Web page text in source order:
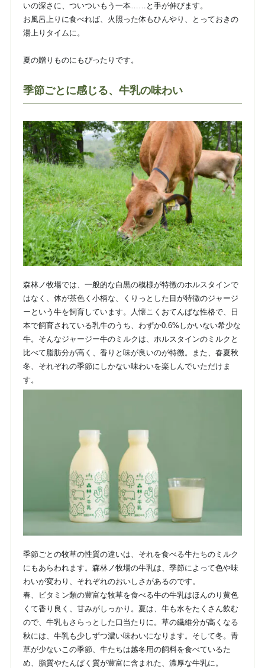
いの深さに、ついついもう一本……と手が伸びます。
お風呂上りに食べれば、火照った体もひんやり、とっておきの
湯上りタイムに。
夏の贈りものにもぴったりです。
季節ごとに感じる、牛乳の味わい
森林ノ牧場では、一般的な白黒の模様が特徴のホルスタインで
はなく、体が茶色く小柄な、くりっとした目が特徴のジャージ
ーという牛を飼育しています。人懐こくおてんばな性格で、日
本で飼育されている乳牛のうち、わずか0.6%しかいない希少な
牛。そんなジャージー牛のミルクは、ホルスタインのミルクと
比べて脂肪分が高く、香りと味が良いのが特徴。また、春夏秋
冬、それぞれの季節にしかない味わいを楽しんでいただけま
す。
季節ごとの牧草の性質の違いは、それを食べる牛たちのミルク
にもあらわれます。森林ノ牧場の牛乳は、季節によって色や味
わいが変わり、それぞれのおいしさがあるのです。
春、ビタミン類の豊富な牧草を食べる牛の牛乳はほんのり黄色
くて香り良く、甘みがしっかり。夏は、牛も水をたくさん飲む
ので、牛乳もさらっとした口当たりに。草の繊維分が高くなる
秋には、牛乳も少しずつ濃い味わいになります。そして冬。青
草が少ないこの季節、牛たちは越冬用の飼料を食べているた
め、脂質やたんぱく質が豊富に含まれた、濃厚な牛乳に。